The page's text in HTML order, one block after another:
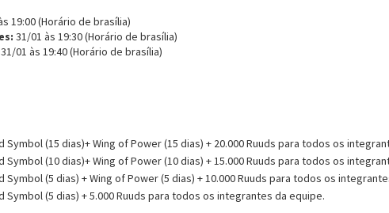
19:00 (Horário de brasília)
31/01 às 19:30 (Horário de brasília)
31/01 às 19:40(Horário de brasília)
Symbol (15 dias)+ Wing of Power (15 dias) + 20.000 Ruuds para todos os
Symbol (10 dias)+ Wing of Power (10 dias) + 15.000 Ruuds para todos os
Symbol (5 dias) + Wing of Power (5 dias) + 10.000 Ruuds para todos os
Symbol (5 dias) + 5.000 Ruuds para todos os integrantes da equipe.